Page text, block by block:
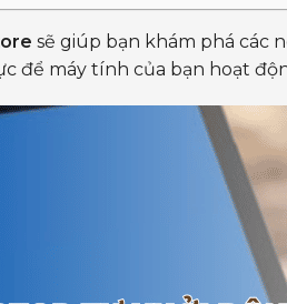
sẽ giúp bạn khám phá các
để máy tính của bạn hoạt